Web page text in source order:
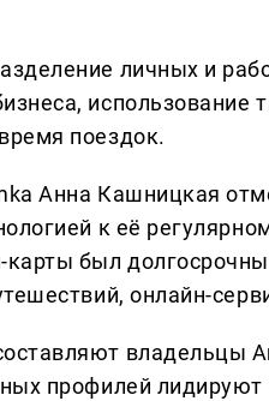
личных и
использование
поездок.
Анна Кашницкая
к её
карты был
онлайн-
владельцы
профилей